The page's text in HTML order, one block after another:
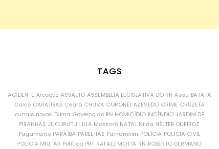
TAGS
ACIDENTE Alcaçuz ASSALTO ASSEMBLEIA LEGISLATIVA DO RN Assu BATATA
Caicó CARAÚBAS Ceará CHUVA CORONEL AZEVEDO CRIME CRUZETA
currais novos Dilma Governo do RN HOMICÍDIO INCÊNDIO JARDIM DE
PIRANHAS JUCURUTU LULA Mossoró NATAL Nilda NÉLTER QUEIROZ
Pagamento PARAÍBA PARELHAS Parnamirim POLÍCIA POLÍCIA CIVIL
POLÍCIA MILITAR Política PRF RAFAEL MOTTA RN ROBERTO GERMANO